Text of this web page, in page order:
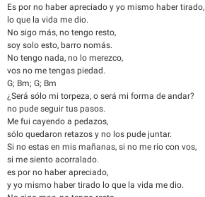
Es por no haber apreciado y yo mismo haber tirado,
lo que la vida me dio.
No sigo más, no tengo resto,
soy solo esto, barro nomás.
No tengo nada, no lo merezco,
vos no me tengas piedad.
G; Bm; G; Bm
¿Será sólo mi torpeza, o será mi forma de andar?
no pude seguir tus pasos.
Me fui cayendo a pedazos,
sólo quedaron retazos y no los pude juntar.
Si no estas en mis mañanas, si no me río con vos,
si me siento acorralado.
es por no haber apreciado,
y yo mismo haber tirado lo que la vida me dio.